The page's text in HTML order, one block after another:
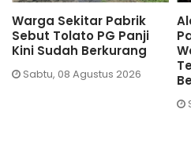
Alat Penangkap Abu PG
Panji Bergerak Optimal,
Warga: Tolato yang
Berkurang